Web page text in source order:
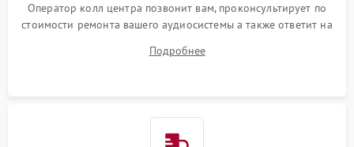
Оператор колл центра позвонит вам, проконсультирует по
стоимости ремонта вашего аудиосистемы а также ответит на
Подробнее